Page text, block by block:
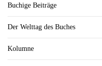
Buchige Beiträge
Der Welttag des Buches
Kolumne